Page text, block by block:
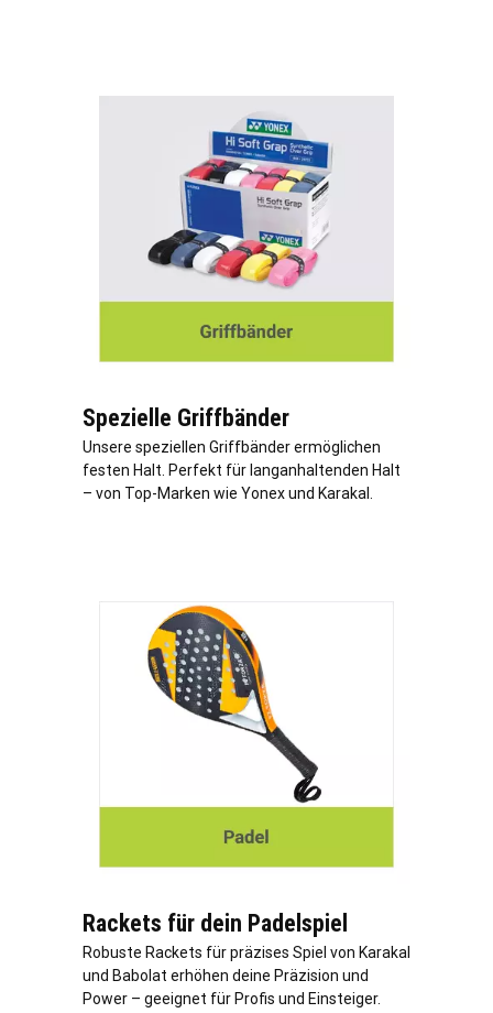
Spezielle Griffbänder
Unsere speziellen Griffbänder ermöglichen
festen Halt. Perfekt für langanhaltenden Halt
– von Top-Marken wie Yonex und Karakal.
Rackets für dein Padelspiel
Robuste Rackets für präzises Spiel von Karakal
und Babolat erhöhen deine Präzision und
Power – geeignet für Profis und Einsteiger.